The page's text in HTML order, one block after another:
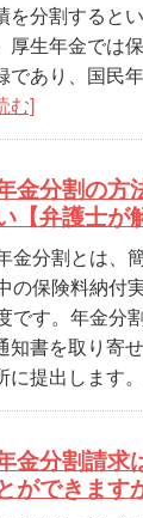
を分割すると
厚生年金では
であり、国民
む]
金分割の方
【弁護士が
金分割とは、
の保険料納付
です。年金分
知書を取り寄
に提出します
金分割請求
ができます